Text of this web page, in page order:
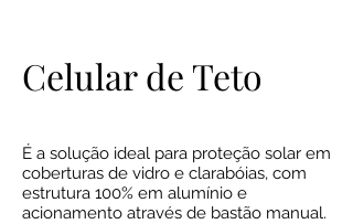
Celular de Teto
É a solução ideal para proteção solar em
coberturas de vidro e clarabóias, com
estrutura 100% em alumínio e
acionamento através de bastão manual.